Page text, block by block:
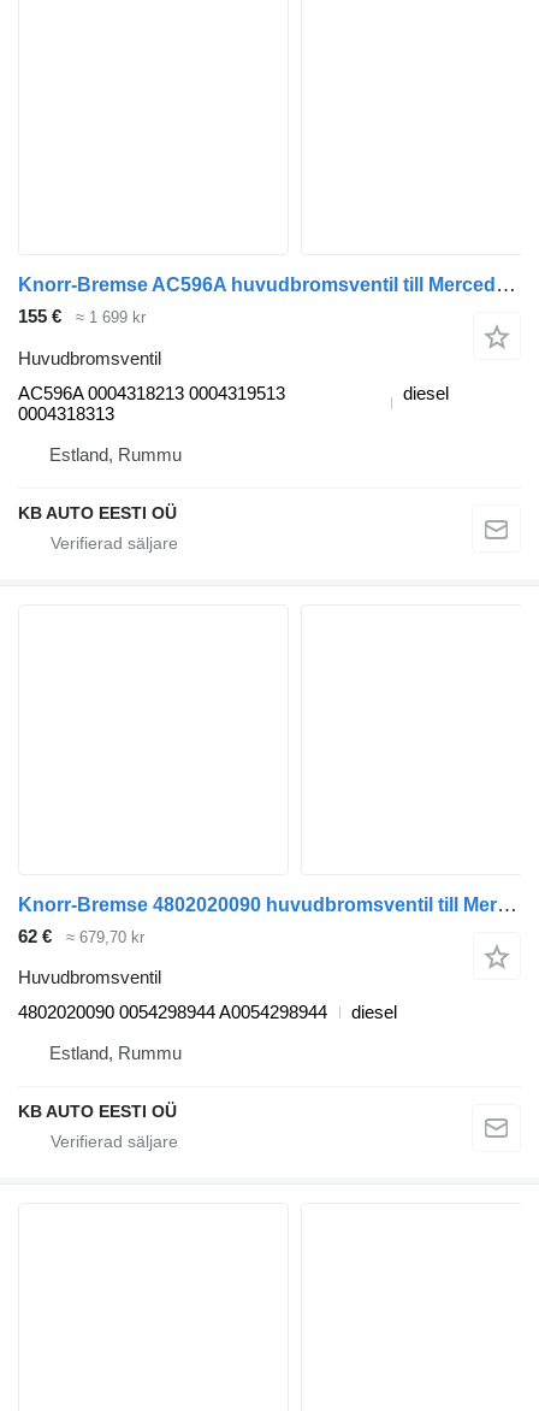
Knorr-Bremse AC596A huvudbromsventil till Mercedes-Benz Actros, Axor MP1, MP2, MP3 (1996-2014) lastbil
155 € ≈ 1 699 kr
Huvudbromsventil
AC596A 0004318213 0004319513
0004318313
diesel
Estland, Rummu
KB AUTO EESTI OÜ
Knorr-Bremse 4802020090 huvudbromsventil till Mercedes-Benz Actros, Axor MP1, MP2, MP3 (1996-2014) lastbil
62 € ≈ 679,70 kr
Huvudbromsventil
4802020090 0054298944 A0054298944
diesel
Estland, Rummu
KB AUTO EESTI OÜ